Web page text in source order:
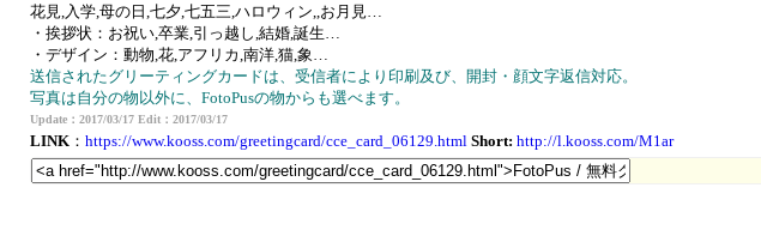
花見,入学,母の日,七夕,七五三,ハロウィン,,お月見…
・挨拶状：お祝い,卒業,引っ越し,結婚,誕生…
・デザイン：動物,花,アフリカ,南洋,猫,象…
送信されたグリーティングカードは、受信者により印刷及び、開封・顔文字返信対応。
写真は自分の物以外に、FotoPusの物からも選べます。
Update：2017/03/17 Edit：2017/03/17
LINK ： https://www.kooss.com/greetingcard/cce_card_06129.html Short: http://l.kooss.com/M1ar